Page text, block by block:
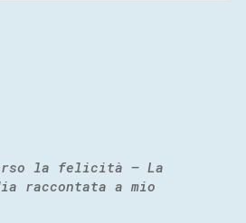
la felicità – La
raccontata a mio